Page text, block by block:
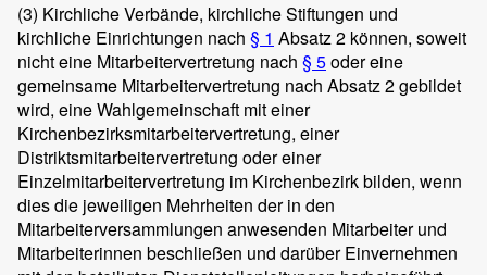
(3) Kirchliche Verbände, kirchliche Stiftungen und
kirchliche Einrichtungen nach § 1 Absatz 2 können, soweit
nicht eine Mitarbeitervertretung nach § 5oder eine
gemeinsame Mitarbeitervertretung nach Absatz 2 gebildet
wird, eine Wahlgemeinschaft mit einer
Kirchenbezirksmitarbeitervertretung, einer
Distriktsmitarbeitervertretung oder einer
Einzelmitarbeitervertretung im Kirchenbezirk bilden, wenn
dies die jeweiligen Mehrheiten der in den
Mitarbeiterversammlungen anwesenden Mitarbeiter und
Mitarbeiterinnen beschließen und darüber Einvernehmen